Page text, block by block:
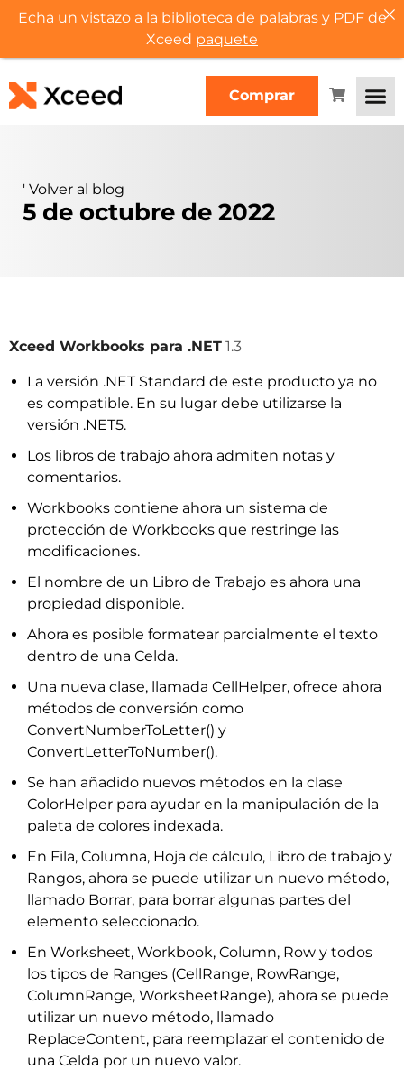
Comprar
' Volver al blog
5 de octubre de 2022
Xceed Workbooks para .NET 1.3
La versión .NET Standard de este producto ya no
es compatible. En su lugar debe utilizarse la
versión .NET5.
Los libros de trabajo ahora admiten notas y
comentarios.
Workbooks contiene ahora un sistema de
protección de Workbooks que restringe las
modificaciones.
El nombre de un Libro de Trabajo es ahora una
propiedad disponible.
Ahora es posible formatear parcialmente el texto
dentro de una Celda.
Una nueva clase, llamada CellHelper, ofrece ahora
métodos de conversión como
ConvertNumberToLetter() y
ConvertLetterToNumber().
Se han añadido nuevos métodos en la clase
ColorHelper para ayudar en la manipulación de la
paleta de colores indexada.
En Fila, Columna, Hoja de cálculo, Libro de trabajo y
Rangos, ahora se puede utilizar un nuevo método,
llamado Borrar, para borrar algunas partes del
elemento seleccionado.
En Worksheet, Workbook, Column, Row y todos
los tipos de Ranges (CellRange, RowRange,
ColumnRange, WorksheetRange), ahora se puede
utilizar un nuevo método, llamado
ReplaceContent, para reemplazar el contenido de
una Celda por un nuevo valor.
Echa un vistazo a la biblioteca de palabras y PDF de
Xceed paquete